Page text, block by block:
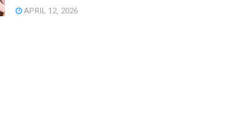
APRIL 12, 2026